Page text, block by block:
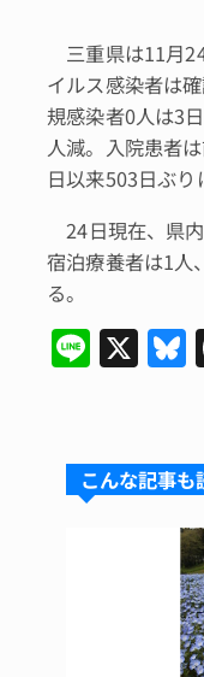
三重県は11月
イルス感染者は
規感染者0人は3
人減。入院患者
日以来503日ぶり
24日現在、県
宿泊療養者は1人
る。
Li X
s
こんな記事も